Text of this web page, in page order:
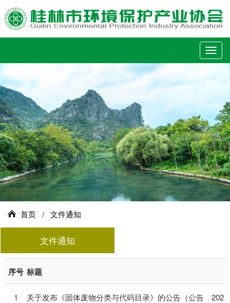
切
换
首页 / 文件通知
文件通知
序号 标题
1 关于发布《固体废物分类与代码目录》的公告（公告 202